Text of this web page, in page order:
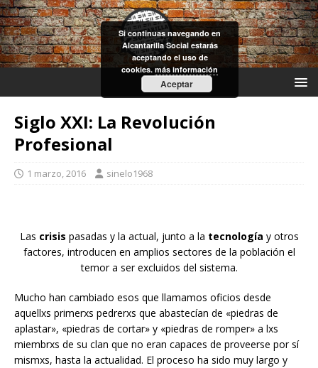
Siglo XXI: La Revolución
Profesional
1 marzo, 2016 sinelo1968
Las crisis pasadas y la actual, junto a la tecnología y otros
factores, introducen en amplios sectores de la población el
temor a ser excluidos del sistema.
Mucho han cambiado esos que llamamos oficios desde
aquellxs primerxs pedrerxs que abastecían de «piedras de
aplastar», «piedras de cortar» y «piedras de romper» a lxs
miembrxs de su clan que no eran capaces de proveerse por sí
mismxs, hasta la actualidad. El proceso ha sido muy largo y
Si continuas navegando en
Alcantarilla Social estarás
aceptando el uso de
cookies.más información
Aceptar